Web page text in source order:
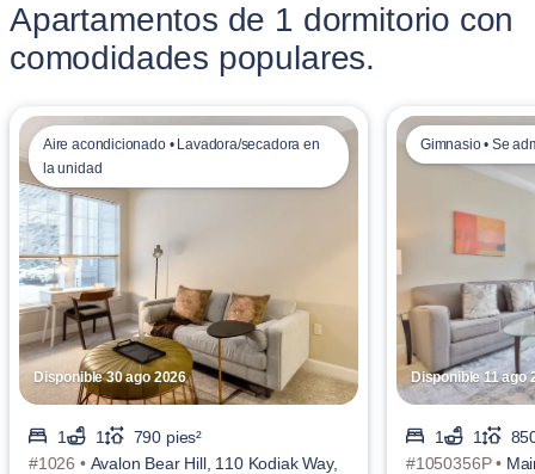
Apartamentos de 1 dormitorio con
comodidades populares.
Disponible 30 ago 2026
Aire acondicionado • Lavadora/secadora en
la unidad
1 1
790 pies²
#1026 • Avalon Bear Hill, 110 Kodiak Way,
Disponible 11 ago
Gimnasio • Se
1 1
#1050356P •